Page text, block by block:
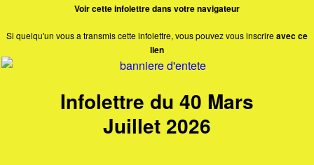
Voir cette infolettre dans votre navigateur
Si quelqu'un vous a transmis cette infolettre, vous pouvez vous inscrireavec ce
lien
Infolettre du 40 Mars
Juillet 2026